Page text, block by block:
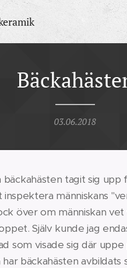
03.06.2018
tagit sig upp
människans
över om människan vet
Själv kunde jag
som visade sig där uppe
har bäckahästen avbildats